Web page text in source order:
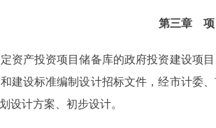
第三章 项
投资项目储备库的政府投资建设项目
建设标准编制设计招标文件，经市计委
设计方案、初步设计。